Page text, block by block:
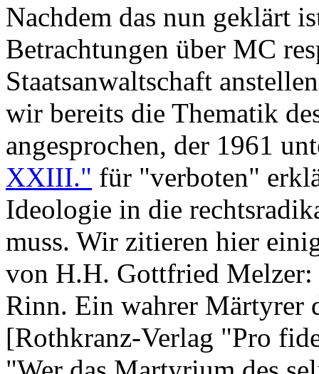
Nachdem das nun geklärt
Betrachtungen über MC
Staatsanwaltschaft
wir bereits die Thematik
angesprochen, der 1961
XXIII." für "verboten"
Ideologie in die
muss. Wir zitieren hier
von H.H. Gottfried
Rinn. Ein wahrer Märtyrer
[Rothkranz-Verlag "Pro